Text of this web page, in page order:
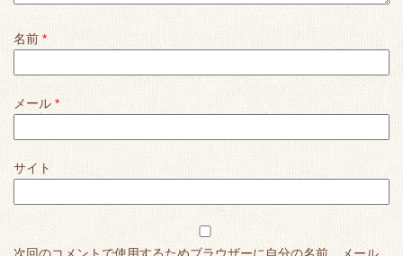
名前 *
メール *
サイト
次回のコメントで使用するためブラウザーに自分の名前、メール